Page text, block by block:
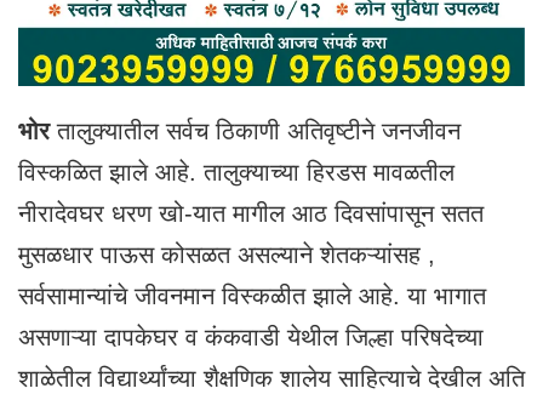
भोरतालुक्यातील सर्वच ठिकाणी अतिवृष्टीने जनजीवन
विस्कळित झाले आहे. तालुक्याच्या हिरडस मावळतील
नीरादेवघर धरण खो-यात मागील आठ दिवसांपासून सतत
मुसळधार पाऊस कोसळत असल्याने शेतकऱ्यांसह ,
सर्वसामान्यांचे जीवनमान विस्कळीत झाले आहे. या भागात
असणाऱ्या दापकेघर व कंकवाडी येथील जिल्हा परिषदेच्या
शाळेतील विद्यार्थ्यांच्या शैक्षणिक शालेय साहित्याचे देखील अति